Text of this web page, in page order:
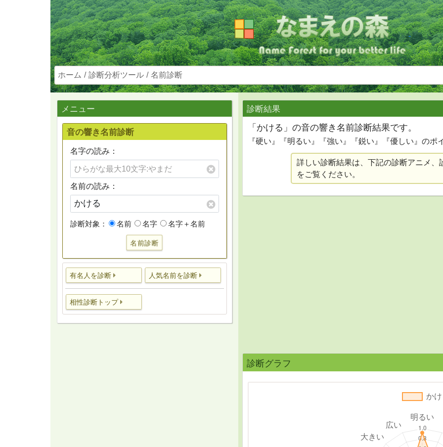
ホーム 診断分析ツール 名前診断
メニュー
音の響き名前診断
名字の読み：
名前の読み：
診断対象： 名前 名字 名字＋名前
名前診断
有名人を診断 人気名前を診断
相性診断トップ
診断結果
「かける」の音の響き名前診断結果です。
『硬い』『明るい』『強い』『鋭い』『優しい』のポ
詳しい診断結果は、下記の診断アニメ、
をご覧ください。
診断グラフ